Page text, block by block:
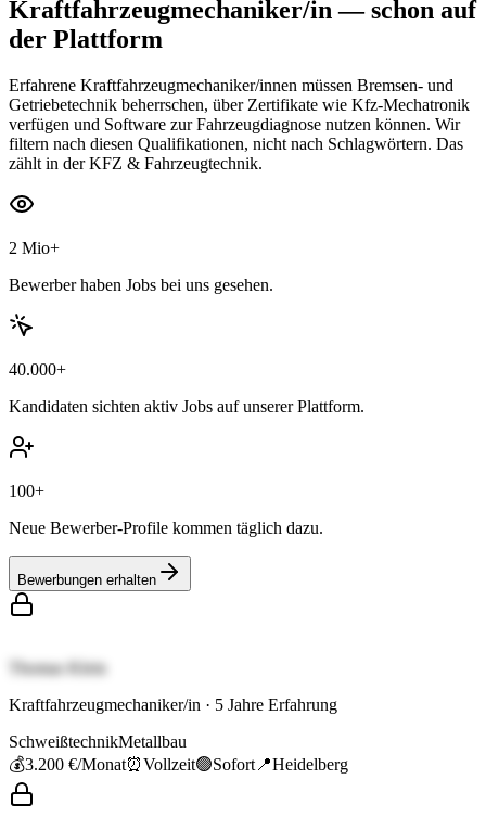
Kraftfahrzeugmechaniker/in— schon auf
der Plattform
Erfahrene Kraftfahrzeugmechaniker/innen müssen Bremsen- und
Getriebetechnik beherrschen, über Zertifikate wie Kfz-Mechatronik
verfügen und Software zur Fahrzeugdiagnose nutzen können. Wir
filtern nach diesen Qualifikationen, nicht nach Schlagwörtern. Das
zählt in der KFZ & Fahrzeugtechnik.
2 Mio+
Bewerber haben Jobs bei uns gesehen.
40.000+
Kandidaten sichten aktiv Jobs auf unserer Plattform.
100+
Neue Bewerber-Profile kommen täglich dazu.
Bewerbungen erhalten
Thomas Klein
Kraftfahrzeugmechaniker/in · 5 Jahre Erfahrung
SchweißtechnikMetallbau
💰3.200 €/Monat⏰Vollzeit🟢Sofort 📍Heidelberg